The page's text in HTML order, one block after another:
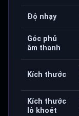
Độ nhạy
Góc phủ
âm thanh
Kích thước
Kích thước
lỗ khoét